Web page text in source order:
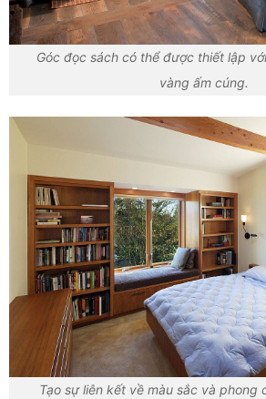
Góc đọc sách có thể được thiết lập
vàng ấm cúng.
Tạo sự liên kết về màu sắc và phong